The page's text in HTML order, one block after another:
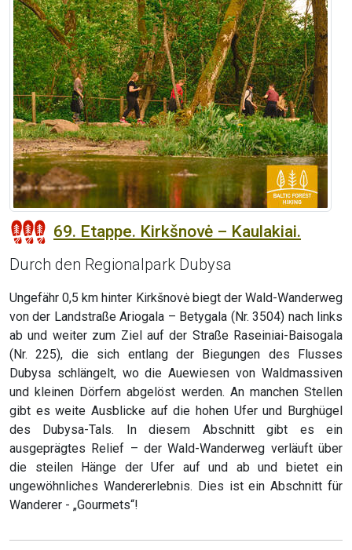
69. Etappe. Kirkšnovė – Kaulakiai.
Durch den Regionalpark Dubysa
Ungefähr 0,5 km hinter Kirkšnovė biegt der Wald-Wanderweg
von der Landstraße Ariogala – Betygala (Nr. 3504) nach links
ab und weiter zum Ziel auf der Straße Raseiniai-Baisogala
(Nr. 225), die sich entlang der Biegungen des Flusses
Dubysa schlängelt, wo die Auewiesen von Waldmassiven
und kleinen Dörfern abgelöst werden. An manchen Stellen
gibt es weite Ausblicke auf die hohen Ufer und Burghügel
des Dubysa-Tals. In diesem Abschnitt gibt es ein
ausgeprägtes Relief – der Wald-Wanderweg verläuft über
die steilen Hänge der Ufer auf und ab und bietet ein
ungewöhnliches Wandererlebnis. Dies ist ein Abschnitt für
Wanderer - „Gourmets“!